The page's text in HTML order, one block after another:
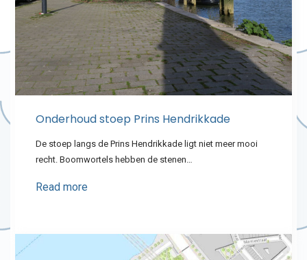
Onderhoud stoep Prins Hendrikkade
De stoep langs de Prins Hendrikkade ligt niet meer mooi
recht. Boomwortels hebben de stenen…
Read more